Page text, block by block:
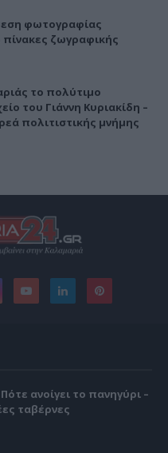
φωτογραφίας
ζωγραφικής
το πολύτιμο
του Γιάννη Κυριακίδη –
πολιτιστικής μνήμης
ανοίγει το πανηγύρι –
ταβέρνες